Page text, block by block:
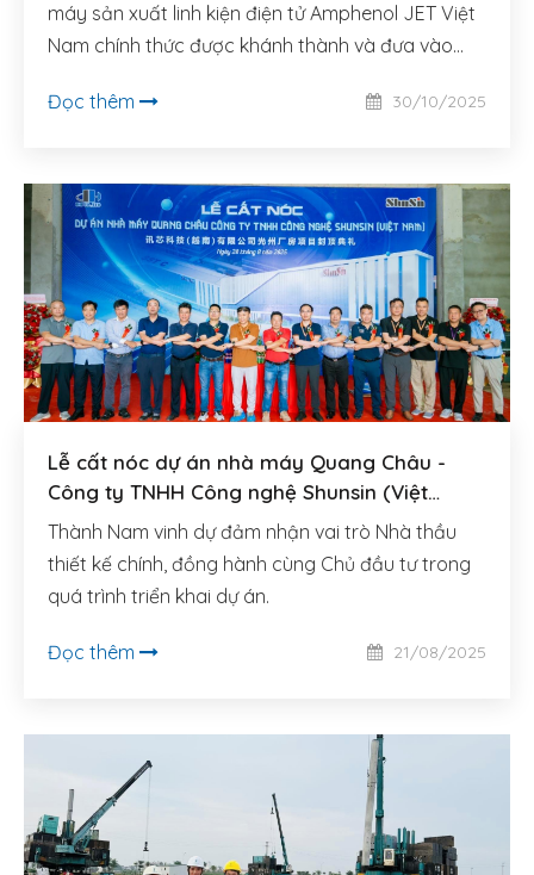
máy sản xuất linh kiện điện tử Amphenol JET Việt
Nam chính thức được khánh thành và đưa vào
Đọc thêm
30/10/2025
Lễ cất nóc dự án nhà máy Quang Châu -
Công ty TNHH Công nghệ Shunsin (Việt
Nam)
Thành Nam vinh dự đảm nhận vai trò Nhà thầu
thiết kế chính, đồng hành cùng Chủ đầu tư trong
quá trình triển khai dự án.
Đọc thêm 21/08/2025